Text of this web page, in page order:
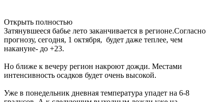
Открыть полностью
Затянувшееся бабье лето заканчивается в регионе.Согласно
прогнозу, сегодня, 1 октября, будет даже теплее, чем
накануне- до +23.
Но ближе к вечеру регион накроют дожди. Местами
интенсивность осадков будет очень высокой.
Уже в понедельник дневная температура упадет на 6-8